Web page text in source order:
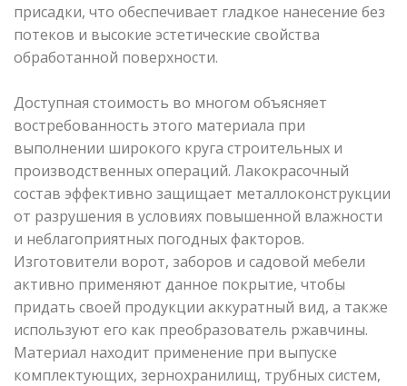
присадки, что обеспечивает гладкое нанесение без
потеков и высокие эстетические свойства
обработанной поверхности.
Доступная стоимость во многом объясняет
востребованность этого материала при
выполнении широкого круга строительных и
производственных операций. Лакокрасочный
состав эффективно защищает металлоконструкции
от разрушения в условиях повышенной влажности
и неблагоприятных погодных факторов.
Изготовители ворот, заборов и садовой мебели
активно применяют данное покрытие, чтобы
придать своей продукции аккуратный вид, а также
используют его как преобразователь ржавчины.
Материал находит применение при выпуске
комплектующих, зернохранилищ, трубных систем,